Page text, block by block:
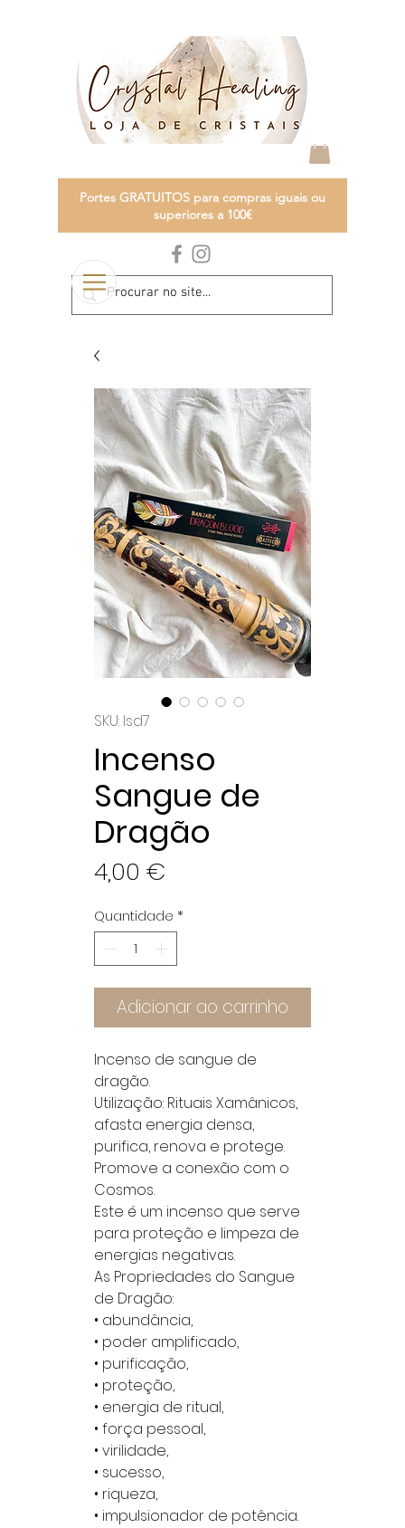
Portes GRATUITOS para compras iguais ou
superiores a 100€
SKU: Isd7
Incenso
Sangue de
Dragão
4,00 €
Quantidade *
Adicionar ao carrinho
Incenso de sangue de
dragão.
Utilização: Rituais Xamânicos,
afasta energia densa,
purifica, renova e protege.
Promove a conexão com o
Cosmos.
Este é um incenso que serve
para proteção e limpeza de
energias negativas.
As Propriedades do Sangue
de Dragão:
• abundância,
• poder amplificado,
• purificação,
• proteção,
• energia de ritual,
• força pessoal,
• virilidade,
• sucesso,
• riqueza,
• impulsionador de potência.